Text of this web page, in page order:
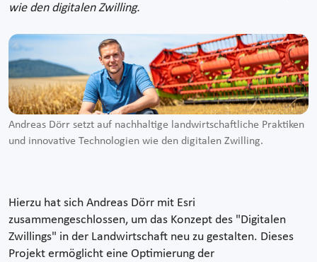
wie den digitalen Zwilling.
Andreas Dörr setzt auf nachhaltige landwirtschaftliche Praktiken
und innovative Technologien wie den digitalen Zwilling.
Hierzu hat sich Andreas Dörr mit Esri
zusammengeschlossen, um das Konzept des "Digitalen
Zwillings" in der Landwirtschaft neu zu gestalten. Dieses
Projekt ermöglicht eine Optimierung der